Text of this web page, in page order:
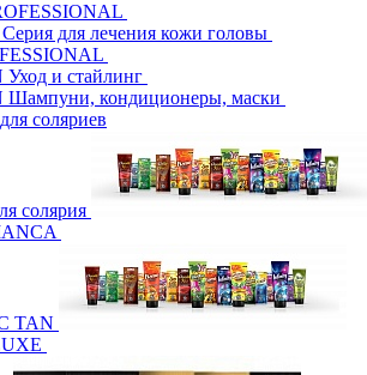
для лечения кожи головы
и стайлинг
Шампуни, кондиционеры, маски
соляриев
солярия
TAN